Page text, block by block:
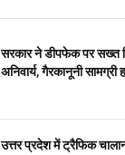
सरकार ने डीपफेक पर सख्त
अनिवार्य, गैरकानूनी
उत्तर प्रदेश में ट्रैफिक